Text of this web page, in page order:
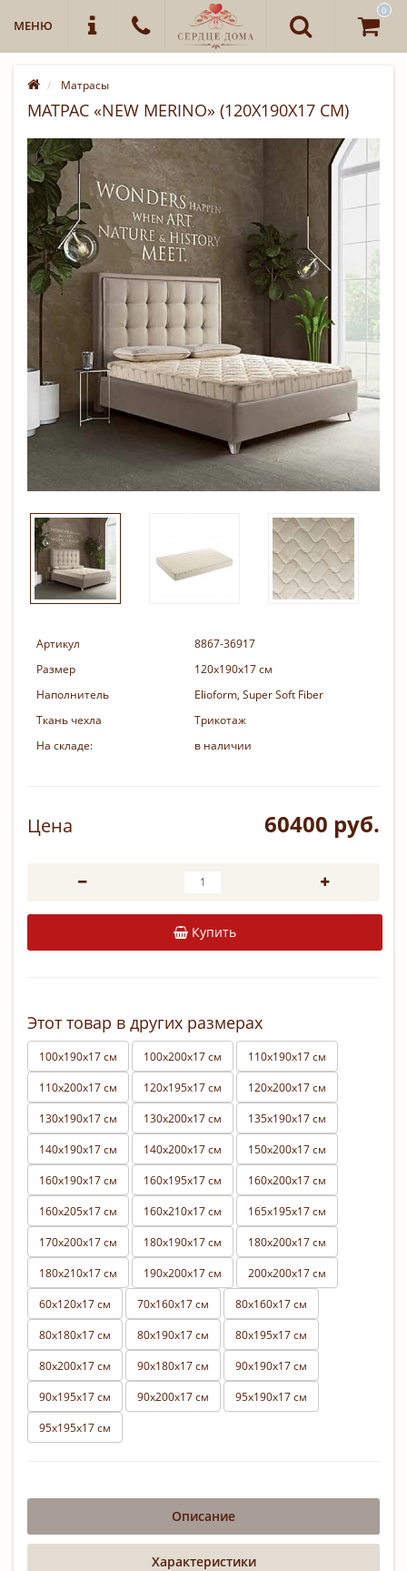
МЕНЮ
0
Матрасы
МАТРАС «NEW MERINO» (120Х190Х17 СМ)
Артикул
8867-36917
Размер
120х190х17 см
Наполнитель
Elioform, Super Soft Fiber
Ткань чехла
Трикотаж
На складе:
в наличии
Цена 60400 руб.
Купить
Этот товар в других размерах
100х190х17 см 100х200х17 см
110х190х17 см
110х200х17 см
120х195х17 см
120х200х17 см
130х190х17 см
130х200х17 см
135х190х17 см
140х190х17 см
140х200х17 см
150х200х17 см
160х190х17 см
160х195х17 см
160х200х17 см
160х205х17 см
160х210х17 см
165х195х17 см
170х200х17 см
180х190х17 см
180х200х17 см
180х210х17 см
190х200х17 см
200х200х17 см
60х120х17 см
70х160х17 см
80х160х17 см
80х180х17 см
80х190х17 см
80х195х17 см
80х200х17 см
90х180х17 см
90х190х17 см
90х195х17 см
90х200х17 см
95х190х17 см
95х195х17 см
Описание
Характеристики